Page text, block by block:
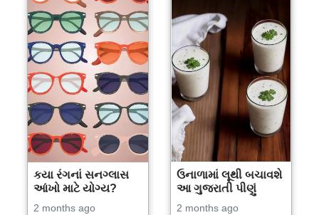
કયા રંગનાં સનગ્લાસ
આંખો માટે યોગ્ય?
2 months ago
ઉનાળામાં લૂથી બચાવશે
આ ગુજરાતી પીણું
2 months ago